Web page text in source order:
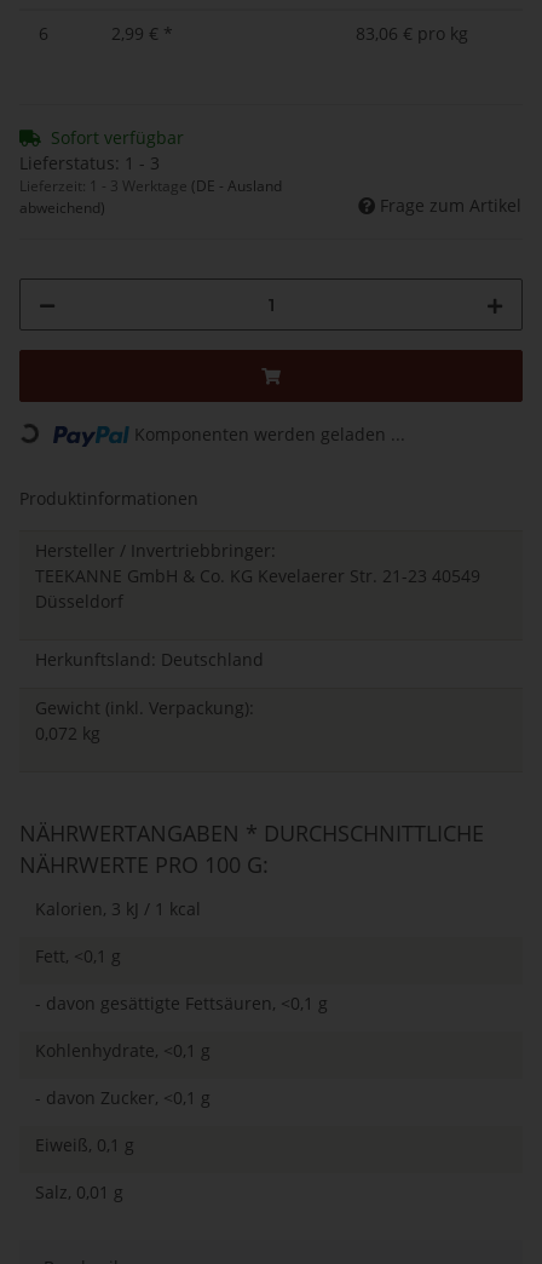
6 2,99 € * 83,06 € pro kg
Sofort verfügbar
Lieferstatus: 1 - 3
Lieferzeit: 1 - 3 Werktage (DE - Ausland
abweichend)
Frage zum Artikel
Loading... Komponenten werden geladen ...
Produktinformationen
Hersteller / Invertriebbringer:
TEEKANNE GmbH & Co. KG Kevelaerer Str. 21-23 40549
Düsseldorf
Herkunftsland: Deutschland
Gewicht (inkl. Verpackung):
0,072 kg
NÄHRWERTANGABEN * DURCHSCHNITTLICHE
NÄHRWERTE PRO 100 G:
Kalorien, 3 kJ / 1 kcal
Fett, <0,1 g
- davon gesättigte Fettsäuren, <0,1 g
Kohlenhydrate, <0,1 g
- davon Zucker, <0,1 g
Eiweiß, 0,1 g
Salz, 0,01 g